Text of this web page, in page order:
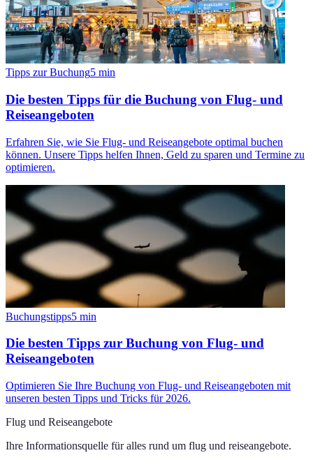
Tipps zur Buchung5 min
Die besten Tipps für die Buchung von Flug- und
Reiseangeboten
Erfahren Sie, wie Sie Flug- und Reiseangebote optimal buchen
können. Unsere Tipps helfen Ihnen, Geld zu sparen und Termine zu
optimieren.
Buchungstipps5 min
Die besten Tipps zur Buchung von Flug- und
Reiseangeboten
Optimieren Sie Ihre Buchung von Flug- und Reiseangeboten mit
unseren besten Tipps und Tricks für 2026.
Flug und Reiseangebote
Ihre Informationsquelle für alles rund um flug und reiseangebote.